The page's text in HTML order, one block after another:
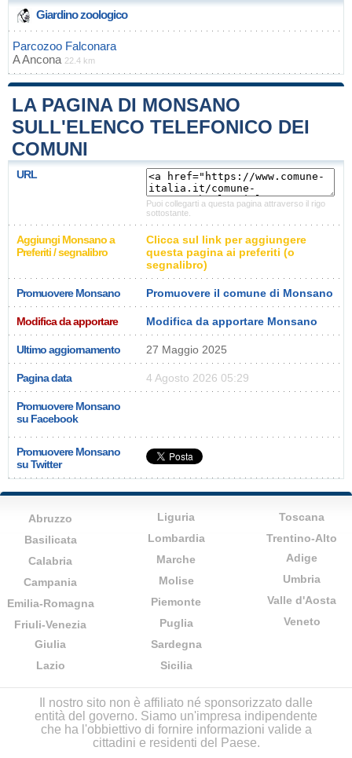
Giardino zoologico
Parcozoo Falconara
AAncona 22.4 km
LA PAGINA DI MONSANO
SULL'ELENCO TELEFONICO DEI
COMUNI
URL
Puoi collegarti a questa pagina attraverso il rigo
sottostante.
Aggiungi Monsano a
Preferiti / segnalibro
Clicca sul link per aggiungere
questa pagina ai preferiti (o
segnalibro)
Promuovere Monsano Promuovere il comune di Monsano
Modifica da apportare Modifica da apportare Monsano
Ultimo aggiornamento 27 Maggio 2025
Pagina data 4 Agosto 2026 05:29
Promuovere Monsano
su Facebook
Promuovere Monsano
su Twitter
Abruzzo
Basilicata
Calabria
Campania
Emilia-Romagna
Friuli-Venezia
Giulia
Lazio
Liguria
Lombardia
Marche
Molise
Piemonte
Puglia
Sardegna
Sicilia
Toscana
Trentino-Alto
Adige
Umbria
Valle d'Aosta
Veneto
Il nostro sito non è affiliato né sponsorizzato dalle
entità del governo. Siamo un'impresa indipendente
che ha l'obbiettivo di fornire informazioni valide a
cittadini e residenti del Paese.